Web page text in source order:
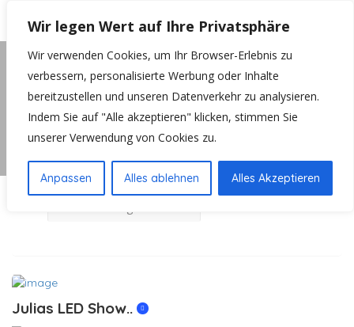
Wir legen Wert auf Ihre Privatsphäre
Wir verwenden Cookies, um Ihr Browser-Erlebnis zu
verbessern, personalisierte Werbung oder Inhalte
bereitzustellen und unseren Datenverkehr zu analysieren.
Indem Sie auf "Alle akzeptieren" klicken, stimmen Sie
unserer Verwendung von Cookies zu.
Anpassen Alles ablehnen Alles Akzeptieren
Startseite Gartenparty
Auf Karte ansehen
Gartenparty
Such - Filter
Julias LED Show..